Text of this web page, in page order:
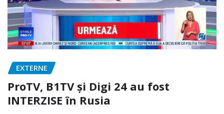
EXTERNE
ProTV, B1TV și Digi 24 au fost
INTERZISE în Rusia